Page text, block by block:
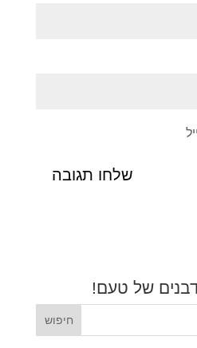
של טעם!